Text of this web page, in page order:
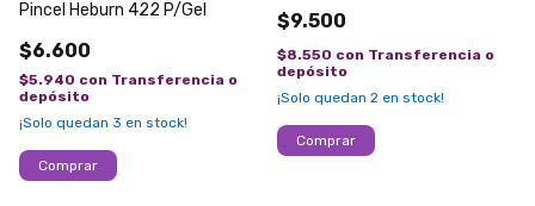
Pincel Heburn 422 P/Gel
$6.600
$5.940 con Transferencia o
depósito
¡Solo quedan 3 en stock!
$9.500
$8.550 con Transferencia o
depósito
¡Solo quedan 2 en stock!